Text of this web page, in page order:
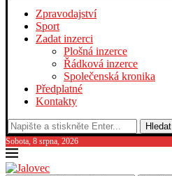
Zpravodajství
Sport
Zadat inzerci
Plošná inzerce
Řádková inzerce
Společenská kronika
Předplatné
Kontakty
Hledat
Sobota, 8 srpna, 2026